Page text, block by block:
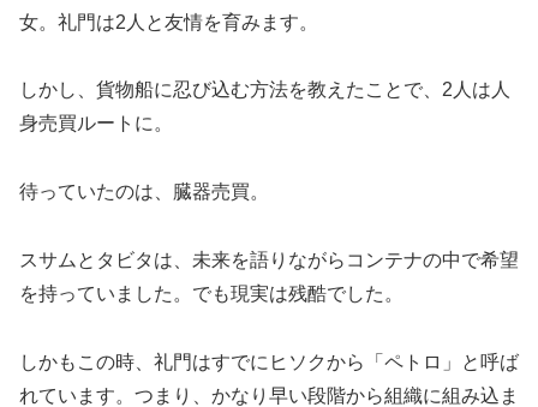
女。礼門は2人と友情を育みます。
しかし、貨物船に忍び込む方法を教えたことで、2人は人
身売買ルートに。
待っていたのは、臓器売買。
スサムとタビタは、未来を語りながらコンテナの中で希望
を持っていました。でも現実は残酷でした。
しかもこの時、礼門はすでにヒソクから「ペトロ」と呼ば
れています。つまり、かなり早い段階から組織に組み込ま